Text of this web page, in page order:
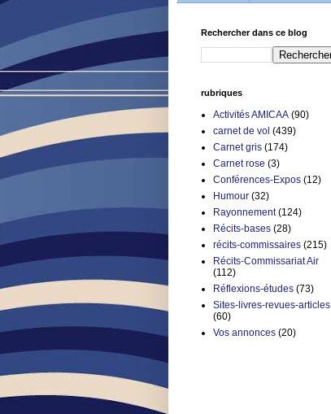
Rechercher dans ce blog
rubriques
Activités AMICAA (90)
carnet de vol (439)
Carnet gris (174)
Carnet rose (3)
Conférences-Expos (12)
Humour (32)
Rayonnement (124)
Récits-bases (28)
récits-commissaires (215)
Récits-Commissariat Air
(112)
Réflexions-études (73)
Sites-livres-revues-articles
(60)
Vos annonces (20)